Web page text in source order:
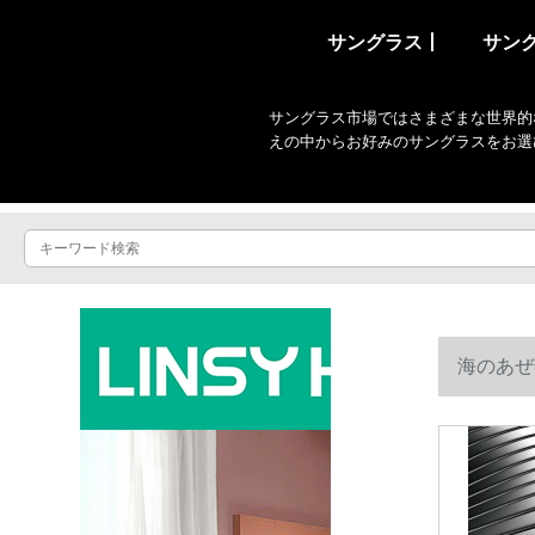
サングラス丨 サン
サングラス市場ではさまざまな世界
えの中からお好みのサングラスをお
海のあ